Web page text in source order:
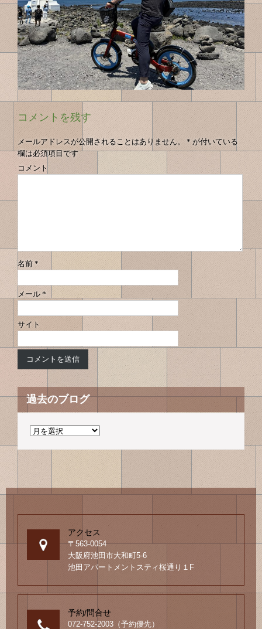
コメントを残す
メールアドレスが公開されることはありません。 *が付いている
欄は必須項目です
コメント
名前 *
メール *
サイト
過去のブログ
過
の
ロ
グ
アクセス
〒563-0054
大阪府池田市大和町5-6
池田アパートメントスティ桜通り１F
予約/問合せ
072-752-2003（予約優先）